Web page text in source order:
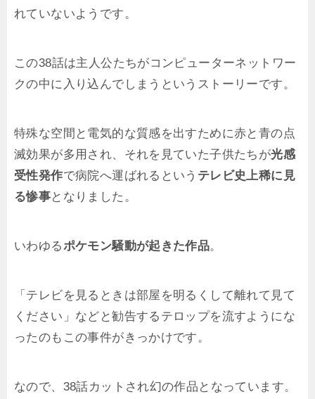
れていないようです。
この38話は主人公たちがコンピューターネットワー
クの中に入り込んでしまうというストーリーです。
特殊な空間と電気的な質感を出すために赤と青の点
滅効果が多用され、それを見ていた子供たちが光感
受性発作で病院へ運ばれるという テレビ史上稀に見
る惨事となりました。
いわゆるポケモン騒動が起きた作品。
「テレビを見るときは部屋を明るくして離れて見て
ください」などと勧告するテロップを流すようにな
ったのもこの事件がきっかけです。
なので、38話カットされ幻の作品となっています。